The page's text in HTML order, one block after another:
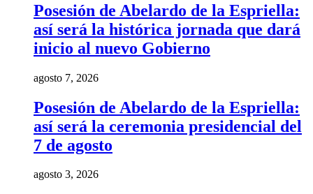
Posesión de Abelardo de la Espriella:
así será la histórica jornada que dará
inicio al nuevo Gobierno
agosto 7, 2026
Posesión de Abelardo de la Espriella:
así será la ceremonia presidencial del
7 de agosto
agosto 3, 2026